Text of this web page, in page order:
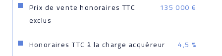
Prix de vente honoraires TTC
exclus
135 000 €
Honoraires TTC à la charge acquéreur 4,5 %